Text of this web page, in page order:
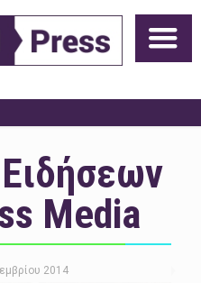
Media
2014